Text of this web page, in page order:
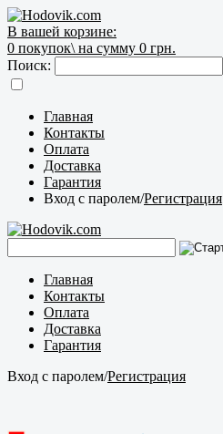
В вашей корзине:
0 покупок\ на сумму 0 грн.
Поиск:
Главная
Контакты
Оплата
Доставка
Гарантия
Вход с паролем/Регистрация
Главная
Контакты
Оплата
Доставка
Гарантия
Вход с паролем/Регистрация